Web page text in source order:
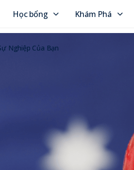
Học bổng Khám Phá
Nghiệp Của Bạn